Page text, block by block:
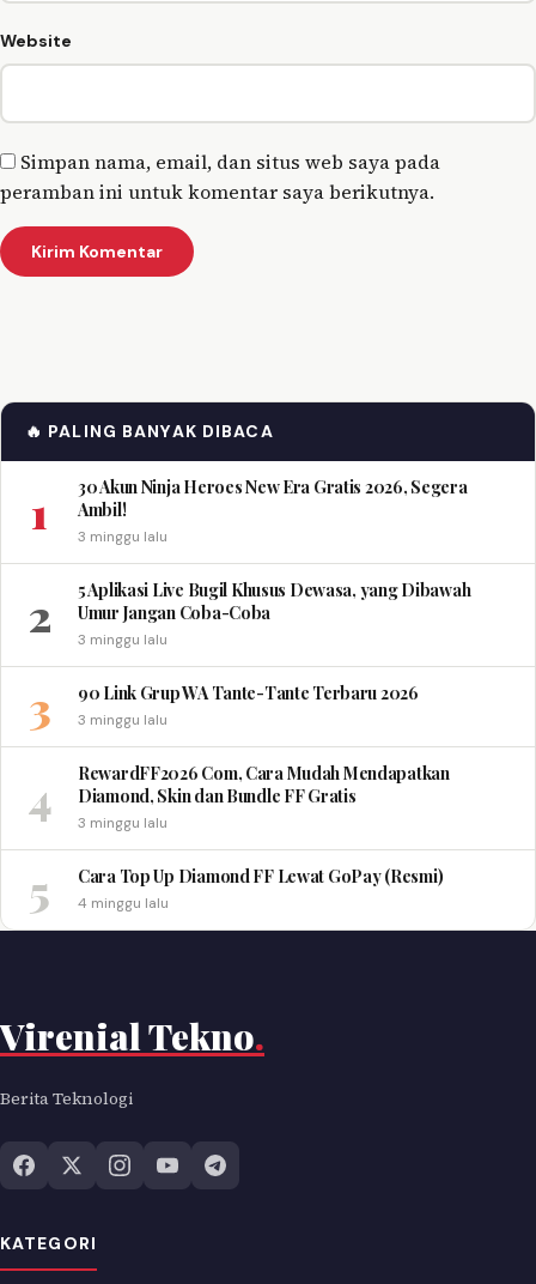
Website
Simpan nama, email, dan situs web saya pada
peramban ini untuk komentar saya berikutnya.
🔥 PALING BANYAK DIBACA
1
30 Akun Ninja Heroes New Era Gratis 2026, Segera
Ambil!
3 minggu lalu
2
5 Aplikasi Live Bugil Khusus Dewasa, yang Dibawah
Umur Jangan Coba-Coba
3 minggu lalu
3 90 Link Grup WA Tante-Tante Terbaru 2026
3 minggu lalu
4
RewardFF2026 Com, Cara Mudah Mendapatkan
Diamond, Skin dan Bundle FF Gratis
3 minggu lalu
5 Cara Top Up Diamond FF Lewat GoPay (Resmi)
4 minggu lalu
Virenial Tekno.
Berita Teknologi
KATEGORI